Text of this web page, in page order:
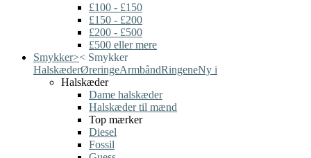
£100 - £150
£150 - £200
£200 - £500
£500 eller mere
Smykker>< Smykker
HalskæderØreringeArmbåndRingeneNy i
Halskæder
Dame halskæder
Halskæder til mænd
Top mærker
Diesel
Fossil